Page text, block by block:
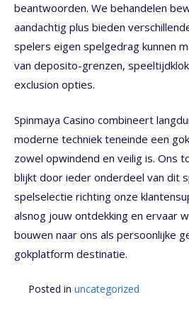
beantwoorden. We behandelen
aandachtig plus bieden
spelers eigen spelgedrag kunnen
van deposito-grenzen,
exclusion opties.
Spinmaya Casino combineert
moderne techniek teneinde een
zowel opwindend en veilig is. Ons
blijkt door ieder onderdeel van dit
spelselectie richting onze
alsnog jouw ontdekking en ervaar
bouwen naar ons als persoonlijke
gokplatform destinatie.
Posted in uncategorized